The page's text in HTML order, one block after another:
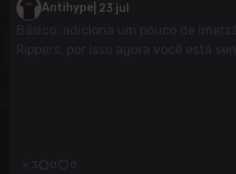
Antihype 23 jul
Básico: adiciona um pouco de
Rippers, por isso agora você está